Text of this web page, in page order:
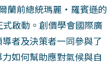
蘭前總統瑪麗・羅賓遜的
啟動。創價學會國際廣
者及決策者一同參與了
如何幫助應對氣候與自